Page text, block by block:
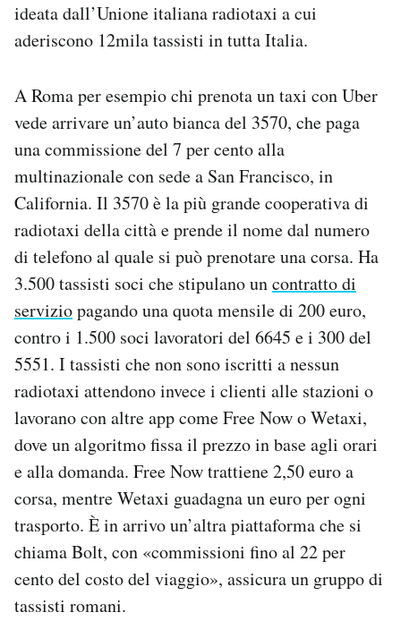
ideata dall’Unione italiana radiotaxi a cui
aderiscono 12mila tassisti in tutta Italia.
A Roma per esempio chi prenota un taxi con Uber
vede arrivare un’auto bianca del 3570, che paga
una commissione del 7 per cento alla
multinazionale con sede a San Francisco, in
California. Il 3570 è la più grande cooperativa di
radiotaxi della città e prende il nome dal numero
di telefono al quale si può prenotare una corsa. Ha
3.500 tassisti soci che stipulano uncontratto di
serviziopagando una quota mensile di 200 euro,
contro i 1.500 soci lavoratori del 6645 e i 300 del
5551. I tassisti che non sono iscritti a nessun
radiotaxi attendono invece i clienti alle stazioni o
lavorano con altre app come Free Now o Wetaxi,
dove un algoritmo fissa il prezzo in base agli orari
e alla domanda. Free Now trattiene 2,50 euro a
corsa, mentre Wetaxi guadagna un euro per ogni
trasporto. È in arrivo un’altra piattaforma che si
chiama Bolt, con «commissioni fino al 22 per
cento del costo del viaggio», assicura un gruppo di
tassisti romani.